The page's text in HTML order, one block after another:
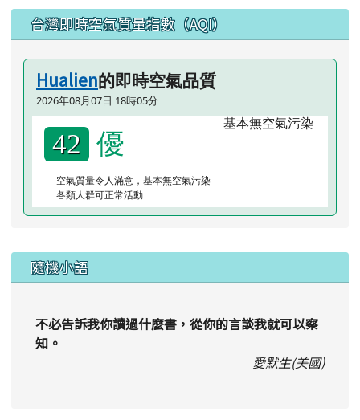
左邊區域內容
台灣即時空氣質量指數（AQI）
Hualien的即時空氣品質
2026年08月07日 18時05分
42 優
空氣質量令人滿意，基本無空氣污染
各類人群可正常活動
隨機小語
不必告訴我你讀過什麼書，從你的言談我就可以察
知。
愛默生(美國)